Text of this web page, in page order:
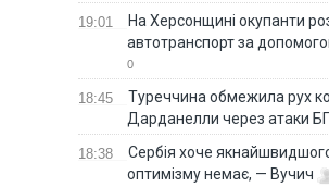
19:01
На Херсонщині окупанти
автотранспорт за
0
18:45
Туреччина обмежила рух
Дарданелли через атаки
18:38
Сербія хоче
оптимізму немає, — Вучич